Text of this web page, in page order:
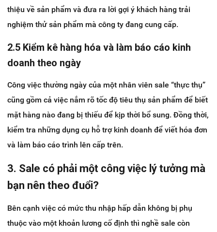
thiệu về sản phẩm và đưa ra lời gợi ý khách hàng trải
nghiệm thử sản phẩm mà công ty đang cung cấp.
2.5 Kiểm kê hàng hóa và làm báo cáo kinh
doanh theo ngày
Công việc thường ngày của một nhân viên sale “thực thụ”
cũng gồm cả việc nắm rõ tốc độ tiêu thụ sản phẩm để biết
mặt hàng nào đang bị thiếu để kịp thời bổ sung. Đồng thời,
kiểm tra những dụng cụ hỗ trợ kinh doanh để viết hóa đơn
và làm báo cáo trình lên cấp trên.
3. Sale có phải một công việc lý tưởng mà
bạn nên theo đuổi?
Bên cạnh việc có mức thu nhập hấp dẫn không bị phụ
thuộc vào một khoản lương cố định thì nghề sale còn